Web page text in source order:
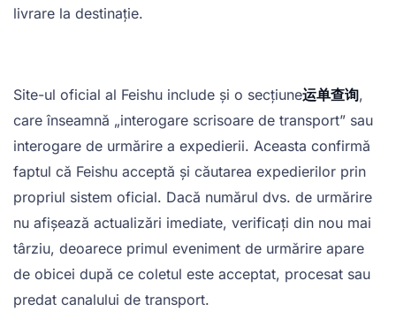
livrare la destinație.
Site-ul oficial al Feishu include și o secțiune运单查询,
care înseamnă „interogare scrisoare de transport” sau
interogare de urmărire a expedierii. Aceasta confirmă
faptul că Feishu acceptă și căutarea expedierilor prin
propriul sistem oficial. Dacă numărul dvs. de urmărire
nu afișează actualizări imediate, verificați din nou mai
târziu, deoarece primul eveniment de urmărire apare
de obicei după ce coletul este acceptat, procesat sau
predat canalului de transport.